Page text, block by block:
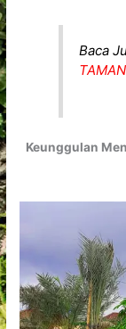
Baca
Keunggulan